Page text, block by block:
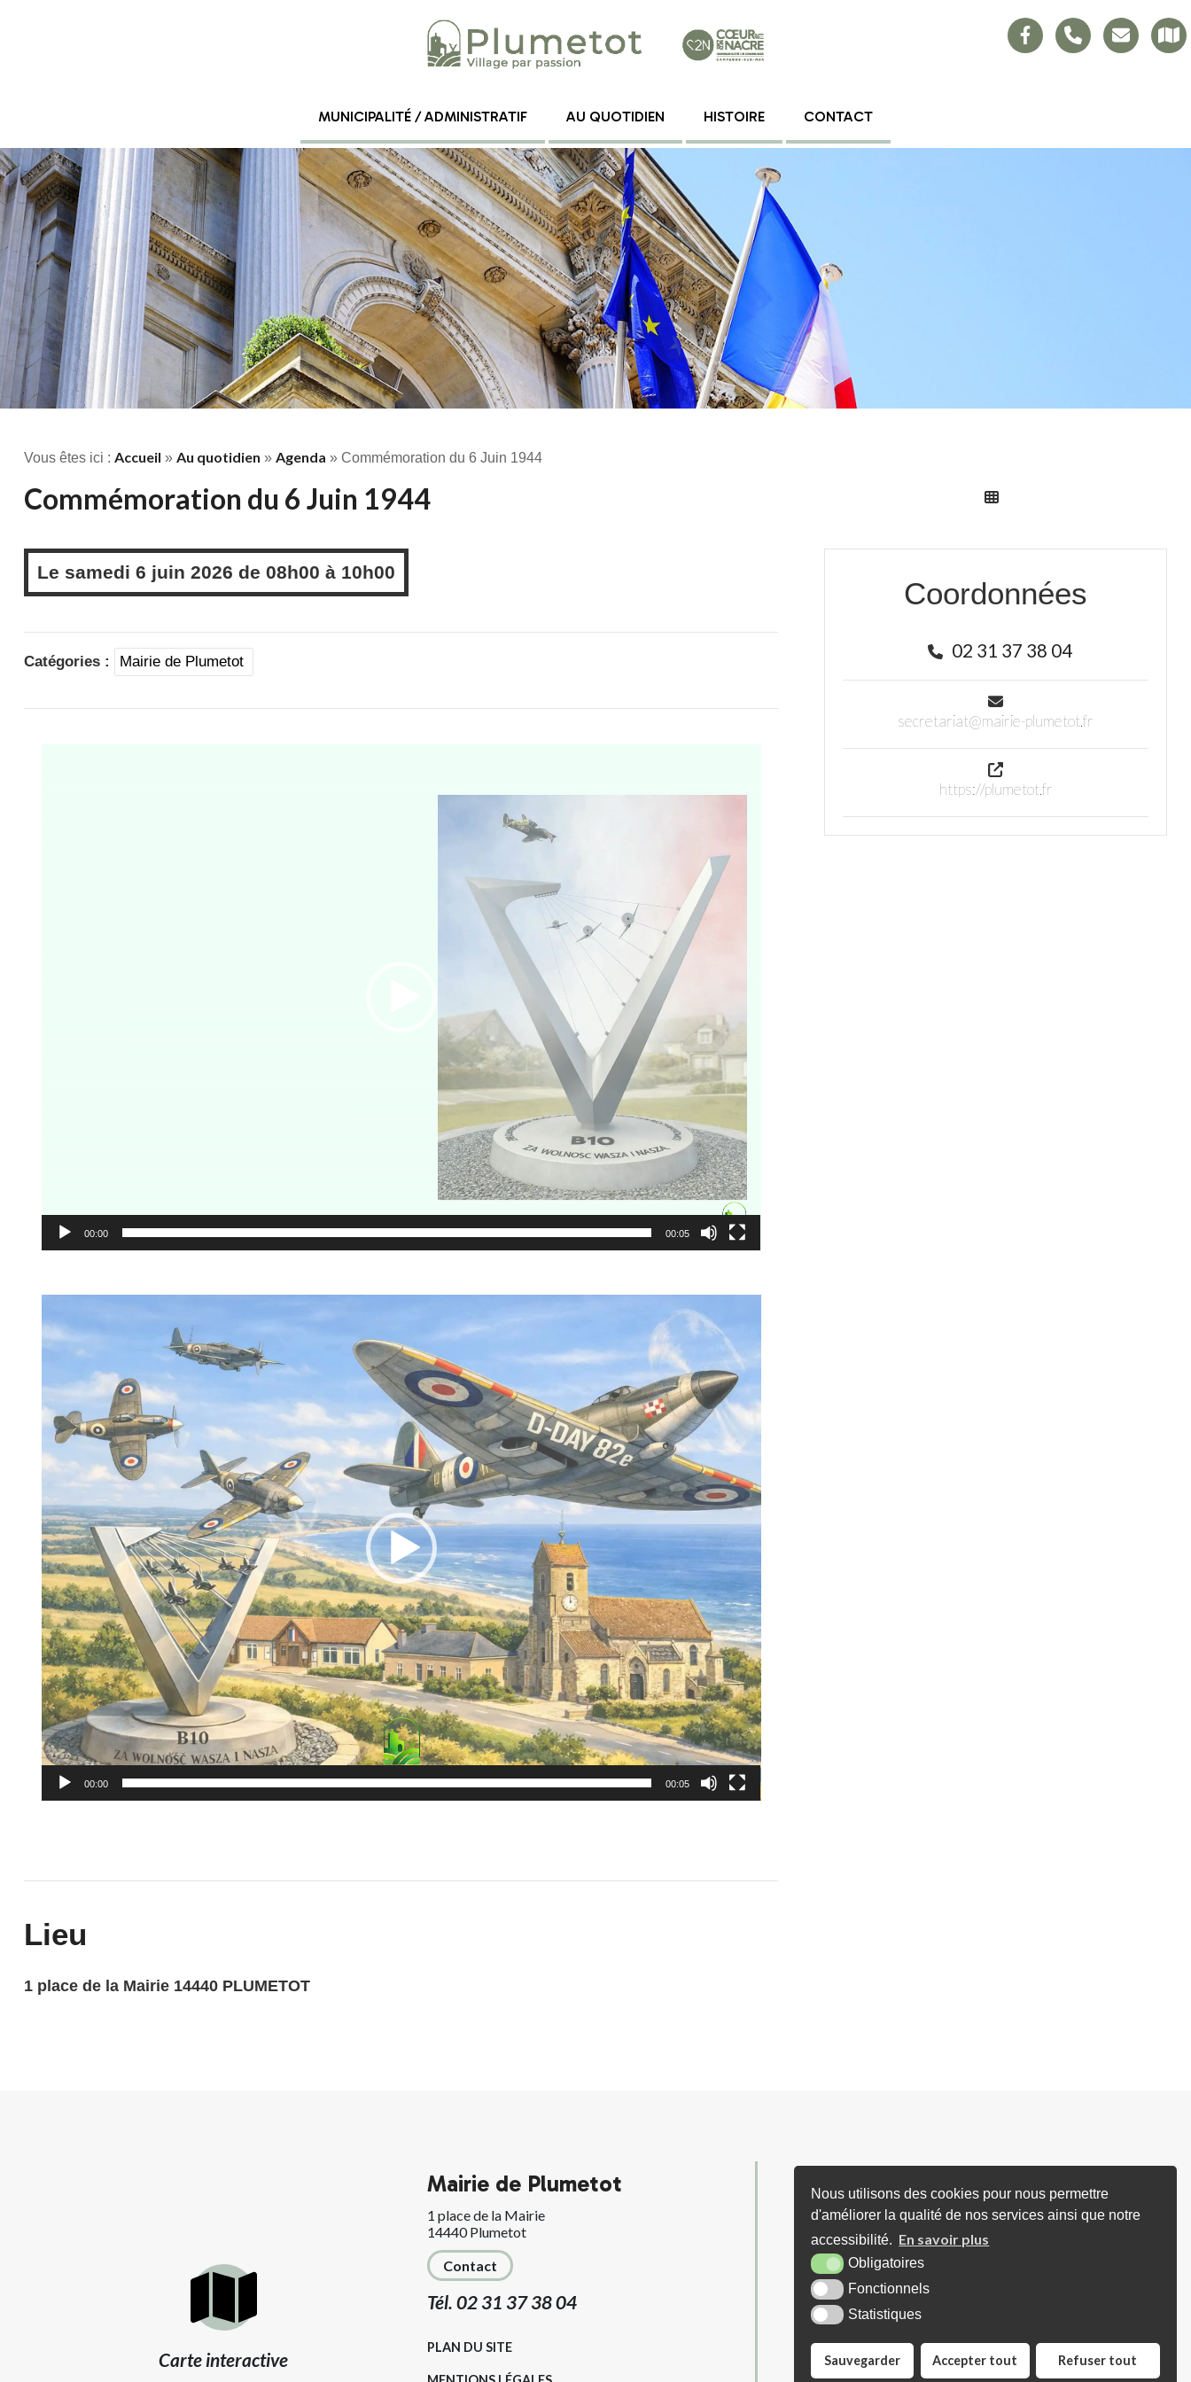
Nous utilisons des cookies pour nous permettre
d'améliorer la qualité de nos services ainsi que notre
accessibilité. En savoir plus
Obligatoires
Fonctionnels
Statistiques
Sauvegarder Accepter tout Refuser tout
MUNICIPALITÉ / ADMINISTRATIF AU QUOTIDIEN HISTOIRE CONTACT
Vous êtes ici : Accueil » Au quotidien » Agenda » Commémoration du 6 Juin 1944
Commémoration du 6 Juin 1944
Le samedi 6 juin 2026 de 08h00 à 10h00
Catégories : Mairie de Plumetot
00:00 00:05
00:00 00:05
Lieu
1 place de la Mairie 14440 PLUMETOT
Coordonnées
02 31 37 38 04
secretariat@mairie-plumetot.fr
https://plumetot.fr
Carte interactive
Mairie de Plumetot
1 place de la Mairie
14440 Plumetot
Contact
Tél. 02 31 37 38 04
PLAN DU SITE
Horaires d'ouverture
Lundi : Sur RDV (avec Madame le Mairie
et/ou Adjoints)
Mardi : De 16h00 à 18h00 (ou sur RDV)
Mercredi : Uniquement sur RDV
Jeudi : de 10h00 à 12h30
Vendredi : Sur RDV (avec Madame le